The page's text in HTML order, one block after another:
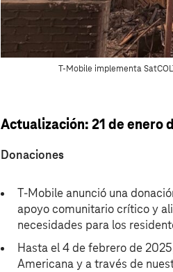
T‑Mobile implementa
Actualización: 21 de enero
Donaciones
T‑Mobile anunció una
apoyo comunitario crítico y
necesidades para los
Hasta el 4 de febrero de
Americana y a través de